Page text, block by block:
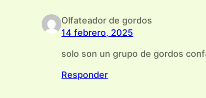
Olfateador de gordos
14 febrero, 2025
solo son un grupo de gordos
Responder